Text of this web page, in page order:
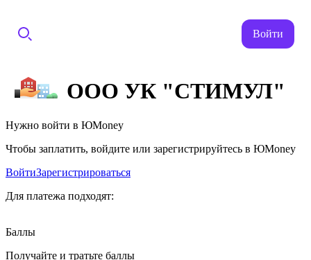
Войти
ООО УК "СТИМУЛ"
Нужно войти в ЮMoney
Чтобы заплатить, войдите или зарегистрируйтесь в ЮMoney
ВойтиЗарегистрироваться
Для платежа подходят:
Баллы
Получайте и тратьте баллы